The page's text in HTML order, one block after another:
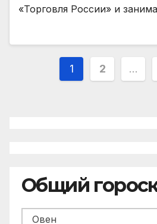
«Торговля России» и
1 2 …
Общий